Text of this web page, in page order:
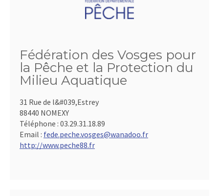
Fédération des Vosges pour
la Pêche et la Protection du
Milieu Aquatique
31 Rue de l&#039,Estrey
88440 NOMEXY
Téléphone : 03.29.31.18.89
Email : fede.peche.vosges@wanadoo.fr
http://www.peche88.fr